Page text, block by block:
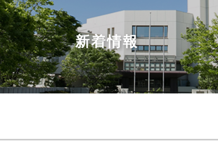
新着情報